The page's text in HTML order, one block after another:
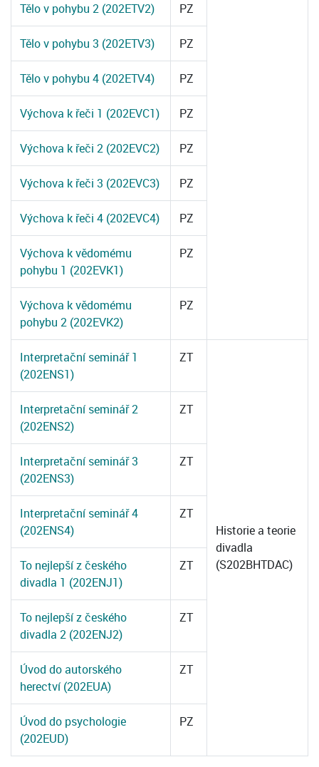
Tělo v pohybu 2 (202ETV2) PZ
Tělo v pohybu 3 (202ETV3) PZ
Tělo v pohybu 4 (202ETV4) PZ
Výchova k řeči 1 (202EVC1) PZ
Výchova k řeči 2 (202EVC2) PZ
Výchova k řeči 3 (202EVC3) PZ
Výchova k řeči 4 (202EVC4) PZ
Výchova k vědomému
pohybu 1 (202EVK1)
PZ
Výchova k vědomému
pohybu 2 (202EVK2)
PZ
Interpretační seminář 1
(202ENS1)
ZT
Historie a teorie
divadla
(S202BHTDAC)
Interpretační seminář 2
(202ENS2)
ZT
Interpretační seminář 3
(202ENS3)
ZT
Interpretační seminář 4
(202ENS4)
ZT
To nejlepší z českého
divadla 1 (202ENJ1)
ZT
To nejlepší z českého
divadla 2 (202ENJ2)
ZT
Úvod do autorského
herectví (202EUA)
ZT
Úvod do psychologie
(202EUD)
PZ